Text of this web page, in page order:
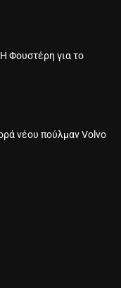
Φουστέρη για το
νέου πούλμαν Volvo